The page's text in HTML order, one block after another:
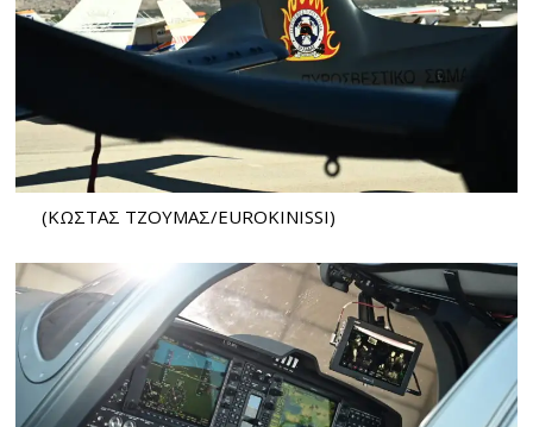
(ΚΩΣΤΑΣ ΤΖΟΥΜΑΣ/EUROKINISSI)